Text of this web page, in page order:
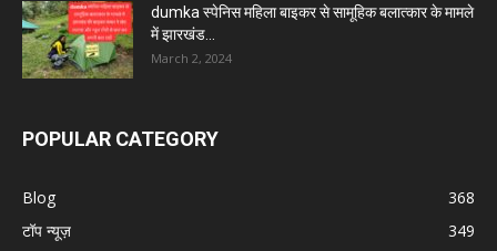
dumka स्पेनिस महिला बाइकर से सामूहिक बलात्कार के मामले
में झारखंड...
March 2, 2024
POPULAR CATEGORY
Blog
368
टॉप न्यूज़
349